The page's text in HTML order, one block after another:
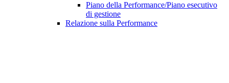
Piano della Performance/Piano esecutivo
di gestione
Relazione sulla Performance